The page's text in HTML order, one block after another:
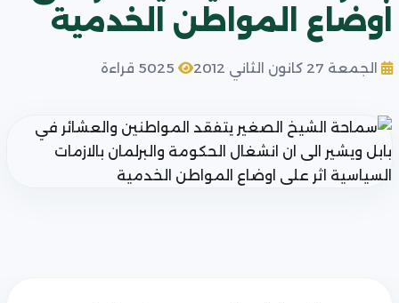
اوضاع المواطن الخدمية
الجمعة 27 كانون الثاني 2012